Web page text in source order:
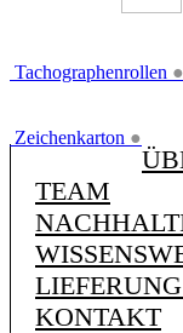
Tachographenrollen ●
Zeichenkarton ●
TEAM
KONTAKT